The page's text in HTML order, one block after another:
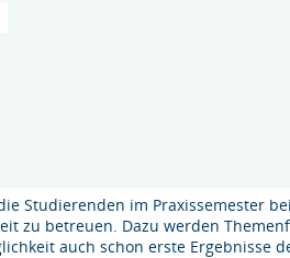
Studierenden im Praxissemester
zu betreuen. Dazu werden
auch schon erste